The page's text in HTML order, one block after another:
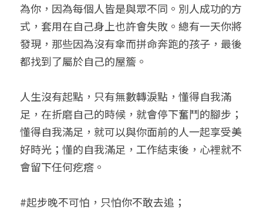
為你，因為每個人皆是與眾不同。別人成功的方
式，套用在自己身上也許會失敗。總有一天你將
發現，那些因為沒有傘而拼命奔跑的孩子，最後
都找到了屬於自己的屋簷。
人生沒有起點，只有無數轉淚點， 懂得自我滿
足，在折磨自己的時候，就會停下奮鬥的腳步；
懂得自我滿足，就可以與你面前的人一起享受美
好時光；懂的自我滿足，工作結束後，心裡就不
會留下任何疙瘩。
#起步晚不可怕，只怕你不敢去追；